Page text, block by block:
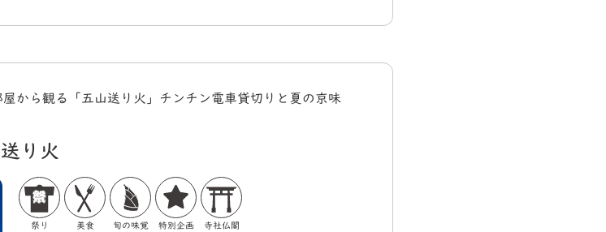
から観る「五山送り火」チンチン電車貸切りと夏の京味
り火
祭り 美食 旬の味覚 特別企画 寺社仏閣